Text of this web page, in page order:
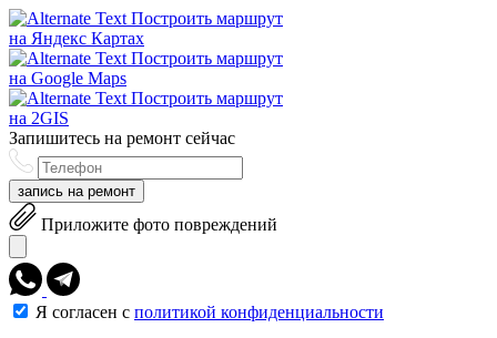
Построить маршрут
на Яндекс Картах
Построить маршрут
на Google Maps
Построить маршрут
на 2GIS
Запишитесь на ремонт сейчас
запись на ремонт
Приложите фото повреждений
Я согласен с политикой конфиденциальности